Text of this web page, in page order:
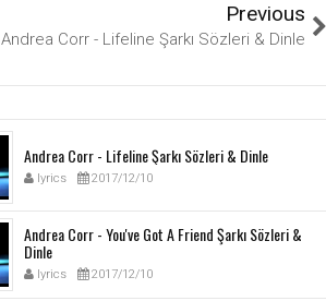
Previous
Andrea Corr - Lifeline Şarkı Sözleri & Dinle
Andrea Corr - Lifeline Şarkı Sözleri & Dinle
lyrics 2017/12/10
Andrea Corr - You've Got A Friend Şarkı Sözleri &
Dinle
lyrics 2017/12/10